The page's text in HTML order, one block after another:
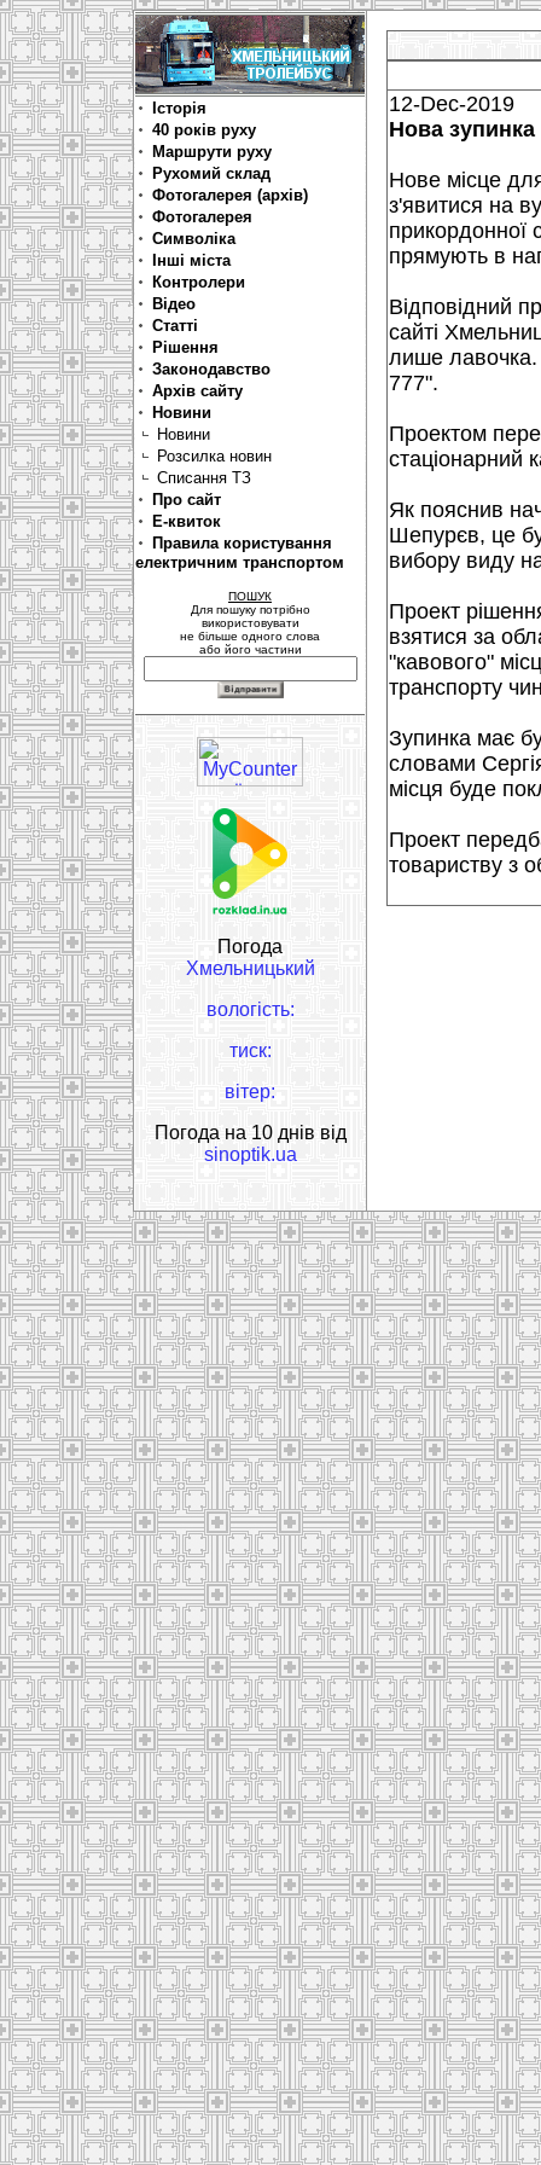
Історія
40 років руху
Маршрути руху
Рухомий склад
Фотогалерея (архів)
Фотогалерея
Символіка
Інші міста
Контролери
Відео
Статті
Рішення
Законодавство
Архів сайту
Новини
Новини
Розсилка новин
Списання ТЗ
Про сайт
Е-квиток
Правила користування
електричним транспортом
ПОШУК
Для пошуку потрібно
використовувати
не більше одного слова
або його частини
Погода
Хмельницький
вологість:
тиск:
вітер:
Погода на 10 днів від
sinoptik.ua
12-Dec-2019
Нова зупинка
Нове місце
з'явитися на
прикордонної
прямують в
Відповідний
сайті
лише лавочка.
777".
Проектом
стаціонарний
Як пояснив
Шепурєв, це
вибору виду
Проект
взятися за
"кавового"
транспорту
Зупинка має
словами
місця буде
Проект
товариству з